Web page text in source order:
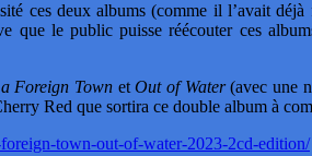
ces deux albums (comme il l’avait déjà
que le public puisse réécouter ces
Foreign Town etOut of Water(avec une
Red que sortira ce double album à
town-out-of-water-2023-2cd-edition/